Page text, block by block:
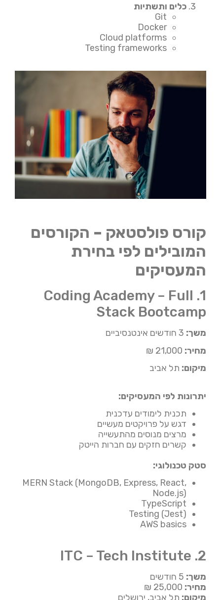
כלים ותשתיות
Git
Docker
Cloud platforms
Testing frameworks
קורס פולסטאק – הקורסים
המובילים לפי בחירת
המעסיקים
1. Coding Academy – Full
Stack Bootcamp
משך:
מחיר:
מיקום: תל אביב
יתרונות לפי המעסיקים:
תכנית לימודים עדכנית
דגש על פרויקטים מעשיים
מרצים מנוסים מהתעשייה
קשרים חזקים עם חברות הייטק
סטק טכנולוגי:
MERN Stack (MongoDB, Express, React,
Node.js)
TypeScript
Testing (Jest)
AWS basics
2. ITC – Tech Institute
משך:
מחיר:
מיקום: תל אביב, ירושלים